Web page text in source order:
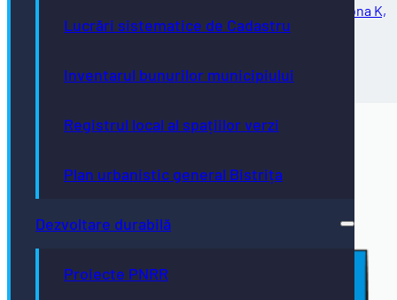
Lucrări sistematice de Cadastru
Inventarul bunurilor municipiului
Registrul local al spațiilor verzi
Plan urbanistic general Bistrița
Dezvoltare durabilă
Proiecte PNRR
utilizare a locurilor de parcare de reședință pentru zona K,
delimitată de străzile: Avram Iancu, General Eremia
31/07/2026